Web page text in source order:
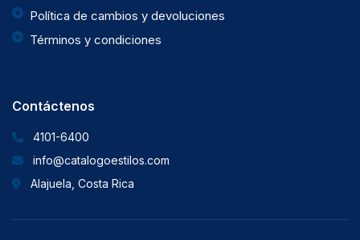
Política de cambios y devoluciones
Términos y condiciones
Contáctenos
4101-6400
info@catalogoestilos.com
Alajuela, Costa Rica